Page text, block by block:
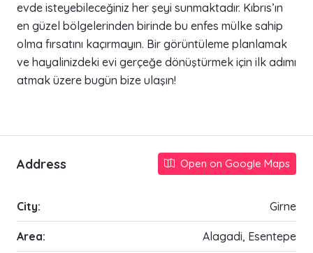
evde isteyebileceğiniz her şeyi sunmaktadır. Kıbrıs’ın
en güzel bölgelerinden birinde bu enfes mülke sahip
olma fırsatını kaçırmayın. Bir görüntüleme planlamak
ve hayalinizdeki evi gerçeğe dönüştürmek için ilk adımı
atmak üzere bugün bize ulaşın!
Address Open on Google Maps
City: Girne
Area: Alagadi, Esentepe